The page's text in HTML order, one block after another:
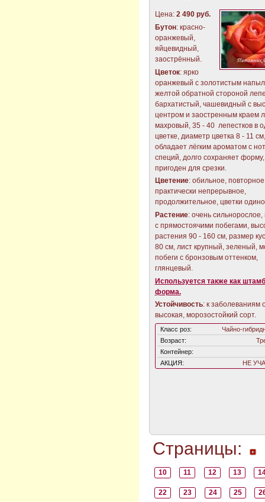
Цена: 2 490 руб.
Бутон: красно-
оранжевый,
яйцевидный,
заострённый.
Цветок: ярко
оранжевый с золотистым
желтой обратной стороной
бархатистый, чашевидный с
центром и заостренным краем
махровый, 35 - 40 лепестков в
цветке, диаметр цветка 8 - 11 см,
обладает лёгким ароматом с
специй, долго сохраняет форму,
пригоден для срезки.
Цветение: обильное,
практически непрерывное,
продолжительное, цветки
Растение: очень
с прямостоячими побегами,
растения 90 - 160 см, размер
80 см, лист крупный, зеленый,
побеги с бронзовым оттенком,
глянцевый.
Используется также как
форма.
Устойчивость: к заболеваниям
высокая, морозостойкий сорт.
Класс роз:
Чайно-
Возраст:
Контейнер:
АКЦИЯ:
НЕ
Страницы:
10 11 12 13
22 23 24 25